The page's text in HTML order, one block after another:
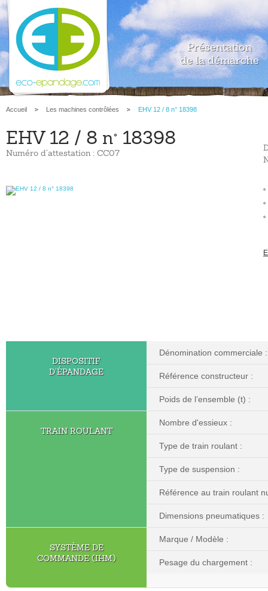
Présentation
de la démarche
Accueil Les machines contrôlées EHV 12 / 8 n° 18398
EHV 12 / 8 n° 18398
Numéro d'attestation : CC07
DISPOSITIF
D’ÉPANDAGE
Dénomination commerciale :
Référence constructeur :
Poids de l’ensemble (t) :
TRAIN ROULANT
Nombre d'essieux :
Type de train roulant :
Type de suspension :
Référence au train roulant
Dimensions pneumatiques :
SYSTÈME DE
COMMANDE (IHM)
Marque / Modèle :
Pesage du chargement :